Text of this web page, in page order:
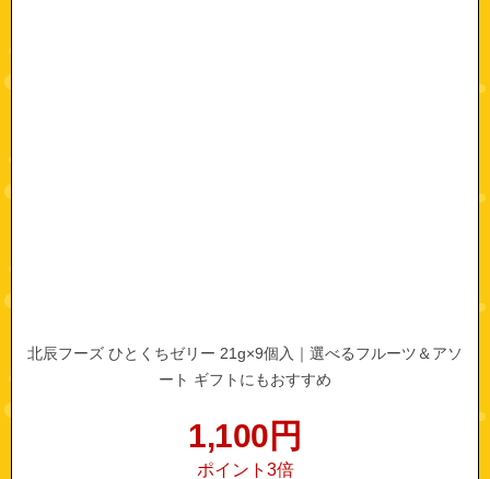
北辰フーズ ひとくちゼリー 21g×9個入｜選べるフルーツ＆アソ
ート ギフトにもおすすめ
1,100 円
ポイント3倍